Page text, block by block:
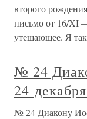
второго
письмо от 16/XI
утешающее. Я
№ 24
24
№ 24 Диакону